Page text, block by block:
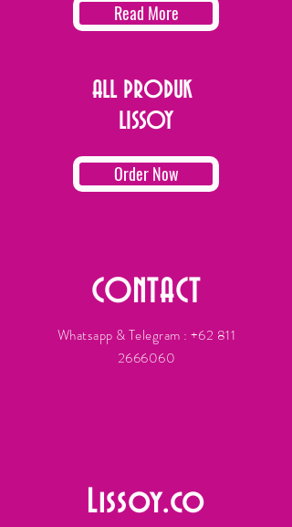
Read More
ALL PRODUK
LISSOY
Order Now
CONTACT
Whatsapp & Telegram : +62 811
2666060
Lissoy.co